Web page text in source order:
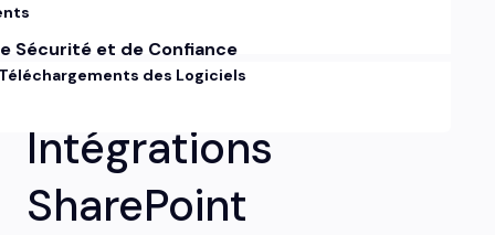
Sécurité et de Confiance
des Logiciels
Intégrations
SharePoint